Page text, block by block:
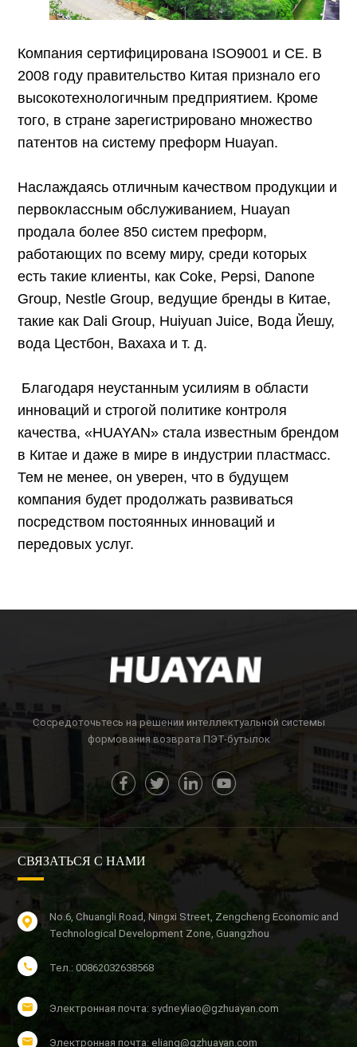
Компания сертифицирована ISO9001 и CE. В
2008 году правительство Китая признало его
высокотехнологичным предприятием. Кроме
того, в стране зарегистрировано множество
патентов на систему преформ Huayan.
Наслаждаясь отличным качеством продукции и
первоклассным обслуживанием, Huayan
продала более 850 систем преформ,
работающих по всему миру, среди которых
есть такие клиенты, как Coke, Pepsi, Danone
Group, Nestle Group, ведущие бренды в Китае,
такие как Dali Group, Huiyuan Juice, Вода Йешу,
вода Цестбон, Вахаха и т. д.
Благодаря неустанным усилиям в области
инноваций и строгой политике контроля
качества, «HUAYAN» стала известным брендом
в Китае и даже в мире в индустрии пластмасс.
Тем не менее, он уверен, что в будущем
компания будет продолжать развиваться
посредством постоянных инноваций и
передовых услуг.
Сосредоточьтесь на решении интеллектуальной системы
формования возврата ПЭТ-бутылок
СВЯЗАТЬСЯ С НАМИ
No.6, Chuangli Road, Ningxi Street, Zengcheng Economic and
Technological Development Zone, Guangzhou
Тел.: 00862032638568
Электронная почта: sydneyliao@gzhuayan.com
Электронная почта: eliang@gzhuayan.com